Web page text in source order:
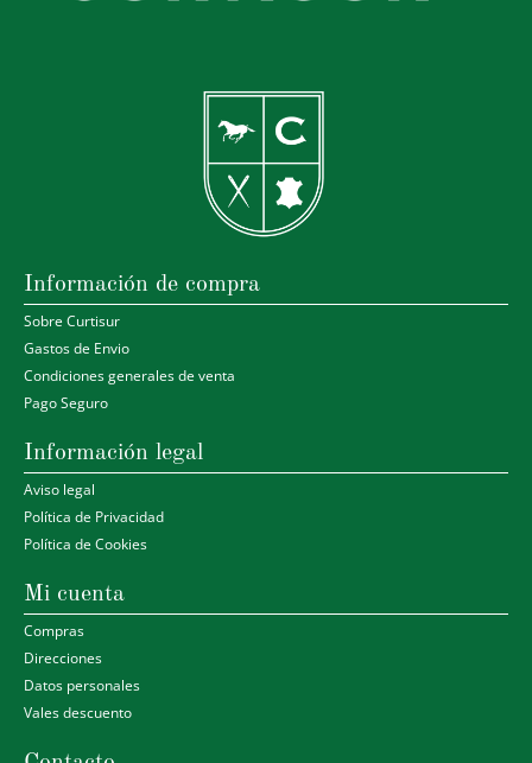
Información de compra
Sobre Curtisur
Gastos de Envio
Condiciones generales de venta
Pago Seguro
Información legal
Aviso legal
Política de Privacidad
Política de Cookies
Mi cuenta
Compras
Direcciones
Datos personales
Vales descuento